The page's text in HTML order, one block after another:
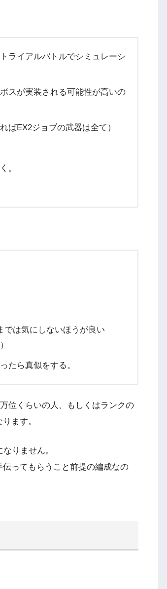
ライアルバトルでシミュレーシ
スが実装される可能性が高いの
ばEX2ジョブの武器は全て）
。
では気にしないほうが良い
たら真似をする。
位くらいの人、もしくはランクの
ます。
りません。
伝ってもらうこと前提の編成なの